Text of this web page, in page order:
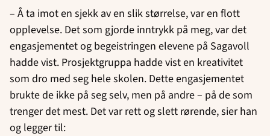
– Å ta imot en sjekk av en slik størrelse, var en flott
opplevelse. Det som gjorde inntrykk på meg, var det
engasjementet og begeistringen elevene på Sagavoll
hadde vist. Prosjektgruppa hadde vist en kreativitet
som dro med seg hele skolen. Dette engasjementet
brukte de ikke på seg selv, men på andre – på de som
trenger det mest. Det var rett og slett rørende, sier han
og legger til: